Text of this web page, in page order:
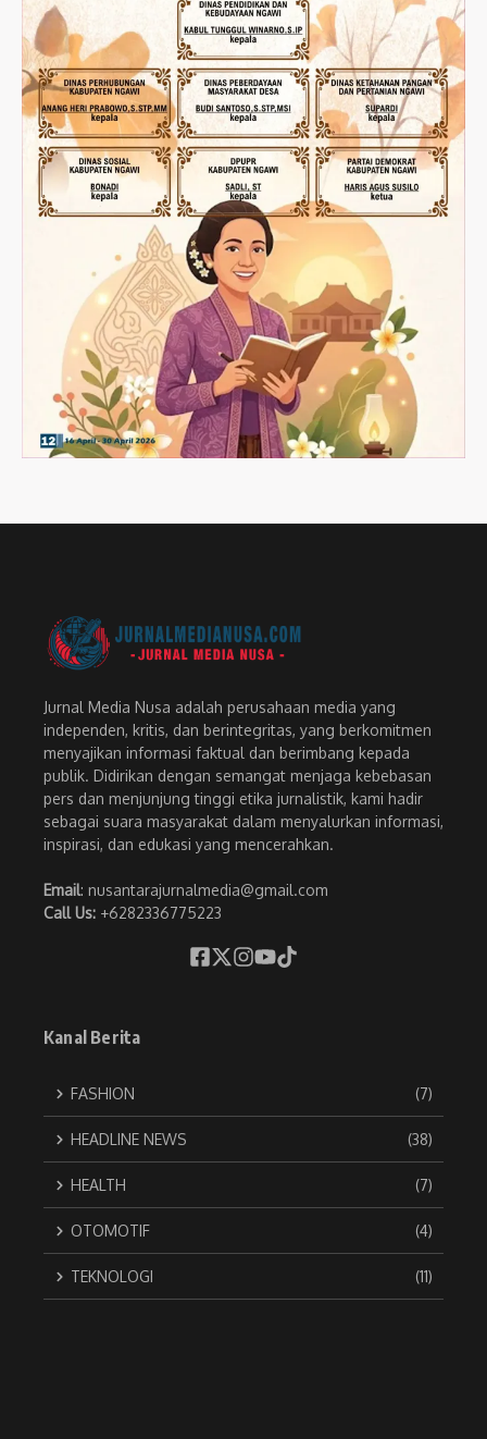
Jurnal Media Nusa adalah perusahaan media yang
independen, kritis, dan berintegritas, yang berkomitmen
menyajikan informasi faktual dan berimbang kepada
publik. Didirikan dengan semangat menjaga kebebasan
pers dan menjunjung tinggi etika jurnalistik, kami hadir
sebagai suara masyarakat dalam menyalurkan informasi,
inspirasi, dan edukasi yang mencerahkan.
Email: nusantarajurnalmedia@gmail.com
Call Us: +6282336775223
Kanal Berita
FASHION (7)
HEADLINE NEWS (38)
HEALTH (7)
OTOMOTIF (4)
TEKNOLOGI (11)